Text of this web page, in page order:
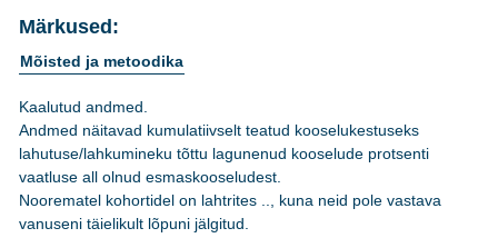
Märkused:
Mõisted ja metoodika
Kaalutud andmed.
Andmed näitavad kumulatiivselt teatud kooselukestuseks
lahutuse/lahkumineku tõttu lagunenud kooselude protsenti
vaatluse all olnud esmaskooseludest.
Noorematel kohortidel on lahtrites .., kuna neid pole vastava
vanuseni täielikult lõpuni jälgitud.